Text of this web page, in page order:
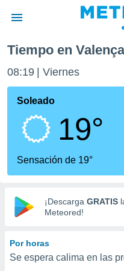
de
ha sido
calidad.
a este
las
y
digital
basada
Tiempo en Valença
08:19 Viernes
Soleado
19°
Sensación de 19°
¡Descarga GRATIS
Meteored!
Por horas
Se espera calima en las